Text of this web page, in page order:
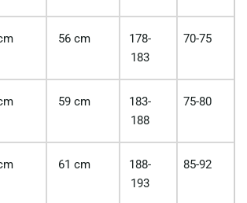
56 cm
178-
183
70-75
59 cm
183-
188
75-80
61 cm
188-
193
85-92